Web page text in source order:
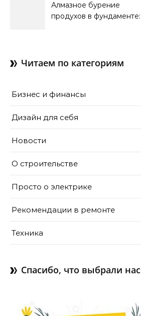
Алмазное бурение
продухов в фундаменте:
Читаем по категориям
Бизнес и финансы
Дизайн для себя
Новости
О строительстве
Просто о электрике
Рекомендации в ремонте
Техника
Спасибо, что выбрали нас